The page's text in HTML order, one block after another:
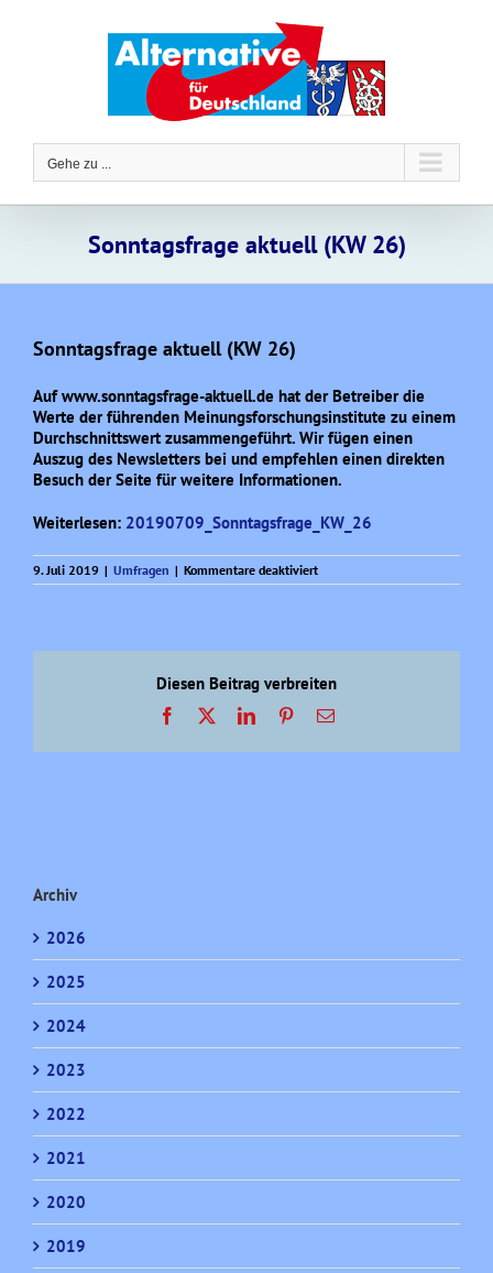
Gehe zu ...
Sonntagsfrage aktuell (KW 26)
Sonntagsfrage aktuell (KW 26)
Auf www.sonntagsfrage-aktuell.de hat der Betreiber die
Werte der führenden Meinungsforschungsinstitute zu einem
Durchschnittswert zusammengeführt. Wir fügen einen
Auszug des Newsletters bei und empfehlen einen direkten
Besuch der Seite für weitere Informationen.
Weiterlesen: 20190709_Sonntagsfrage_KW_26
9. Juli 2019 | Umfragen | Kommentare deaktiviertfür
Sonntagsfrage
Diesen Beitrag verbreiten
Facebook LinkedInPinterest
E-
Archiv
2026
2025
2024
2023
2022
2021
2020
2019